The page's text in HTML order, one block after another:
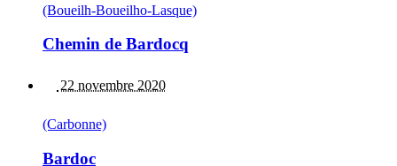
(Boueilh-Boueilho-Lasque)
Chemin de Bardocq
22 novembre 2020
(Carbonne)
Bardoc